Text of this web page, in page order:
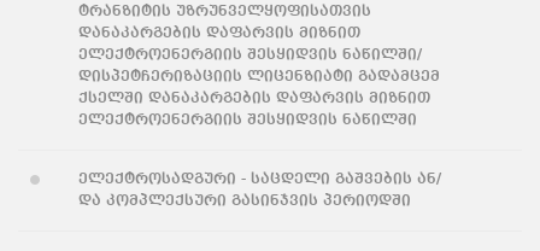
ტრანზიტის უზრუნველყოფისათვის
დანაკარგების დაფარვის მიზნით
ელექტროენერგიის შესყიდვის ნაწილში/
დისპეტჩერიზაციის ლიცენზიატი გადამცემ
ქსელში დანაკარგების დაფარვის მიზნით
ელექტროენერგიის შესყიდვის ნაწილში
ელექტროსადგური - საცდელი გაშვების ან/
და კომპლექსური გასინჯვის პერიოდში